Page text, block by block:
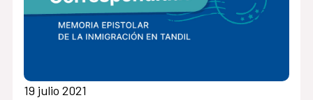
19 julio 2021